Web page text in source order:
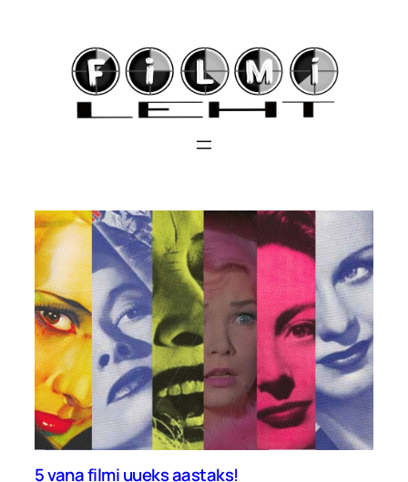
5 vana filmi uueks aastaks!